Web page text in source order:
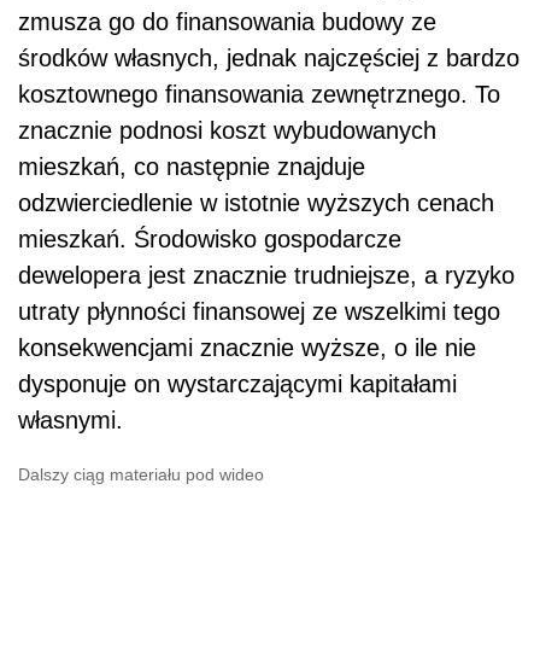
zmusza go do finansowania budowy ze
środków własnych, jednak najczęściej z bardzo
kosztownego finansowania zewnętrznego. To
znacznie podnosi koszt wybudowanych
mieszkań, co następnie znajduje
odzwierciedlenie w istotnie wyższych cenach
mieszkań. Środowisko gospodarcze
dewelopera jest znacznie trudniejsze, a ryzyko
utraty płynności finansowej ze wszelkimi tego
konsekwencjami znacznie wyższe, o ile nie
dysponuje on wystarczającymi kapitałami
własnymi.
Dalszy ciąg materiału pod wideo